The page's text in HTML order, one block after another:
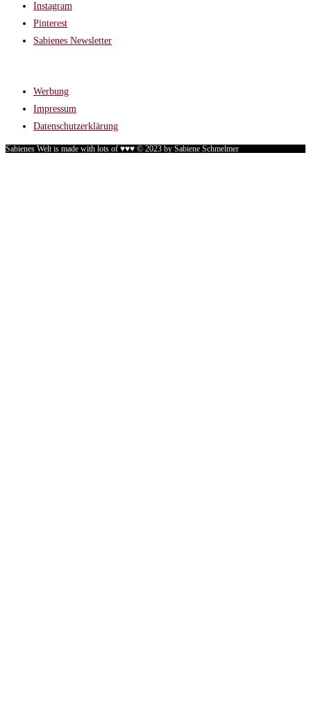
Instagram
Pinterest
Sabienes Newsletter
Werbung
Impressum
Datenschutzerklärung
Sabienes Welt is made with lots of ♥♥♥ © 2023 by Sabiene Schmelmer